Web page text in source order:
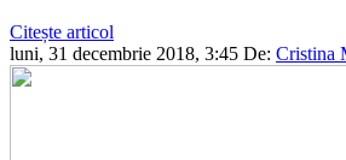
Citește articol
luni, 31 decembrie 2018, 3:45 De: Cristina